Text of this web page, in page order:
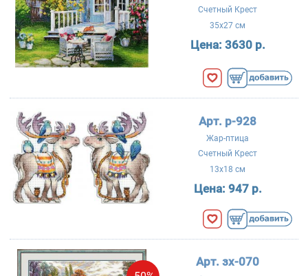
Счетный Крест
35x27 см
Цена: 3630 р.
Арт. р-928
Жар-птица
Счетный Крест
13x18 см
Цена: 947 р.
Арт. зх-070